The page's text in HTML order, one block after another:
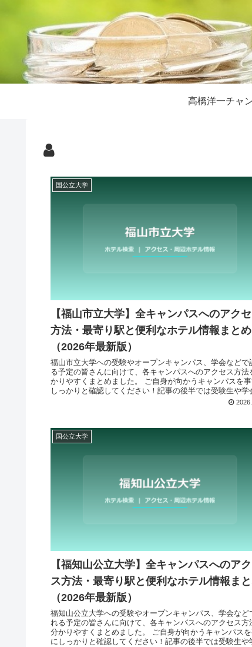
高橋洋一チャ
国公立大学
【福山市立大学】全キャンパスへのアク
方法・最寄り駅と便利なホテル情報まとめ
（2026年最新版）
福山市立大学への受験やオープンキャンパス、学会などで
る予定の皆さんに向けて、各キャンパスへのアクセス方法
かりやすくまとめました。 ご自身が向かうキャンパスを事
しっかりと確認してください！記事の後半では受験生や学
国公立大学
【福知山公立大学】全キャンパスへのア
ス方法・最寄り駅と便利なホテル情報ま
（2026年最新版）
福知山公立大学への受験やオープンキャンパス、学会など
れる予定の皆さんに向けて、各キャンパスへのアクセス方
分かりやすくまとめました。 ご自身が向かうキャンパス
にしっかりと確認してください！記事の後半では受験生や